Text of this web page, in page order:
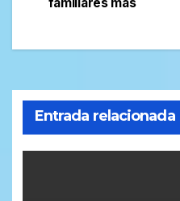
Entrada relacionada